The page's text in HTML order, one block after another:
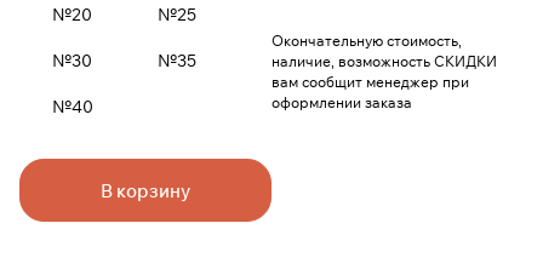
№20 №25
№30 №35
№40
В корзину
Окончательную стоимость,
наличие, возможность СКИДКИ
вам сообщит менеджер при
оформлении заказа